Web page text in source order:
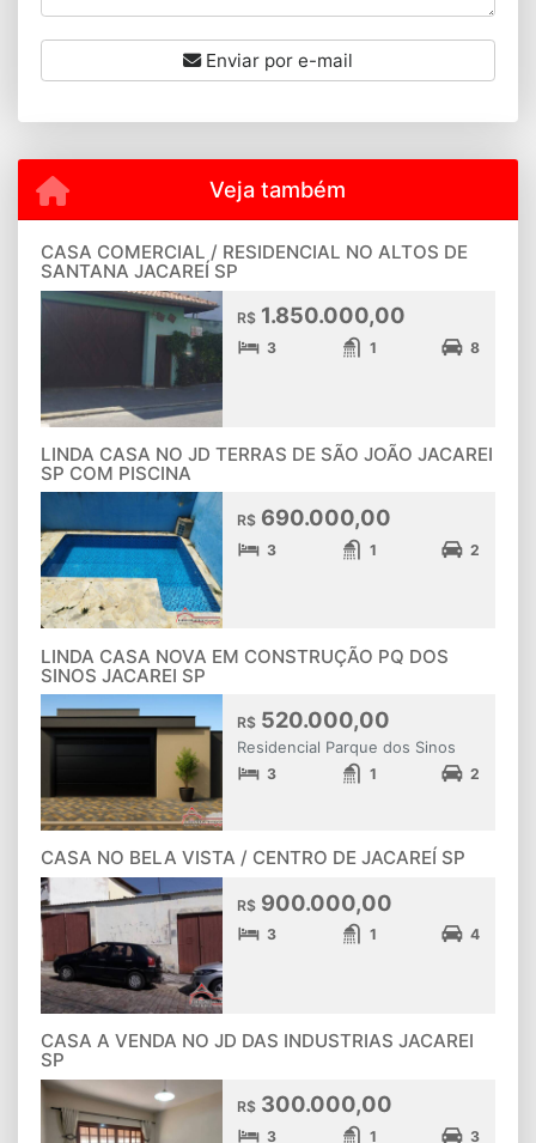
Enviar por e-mail
Veja também
CASA COMERCIAL / RESIDENCIAL NO ALTOS DE
SANTANA JACAREÍ SP
R$ 1.850.000,00
3 1 8
LINDA CASA NO JD TERRAS DE SÃO JOÃO JACAREI
SP COM PISCINA
R$ 690.000,00
3 1 2
LINDA CASA NOVA EM CONSTRUÇÃO PQ DOS
SINOS JACAREI SP
R$ 520.000,00
Residencial Parque dos Sinos
3 1 2
CASA NO BELA VISTA / CENTRO DE JACAREÍ SP
R$ 900.000,00
3 1 4
CASA A VENDA NO JD DAS INDUSTRIAS JACAREI
SP
R$ 300.000,00
3 1 3